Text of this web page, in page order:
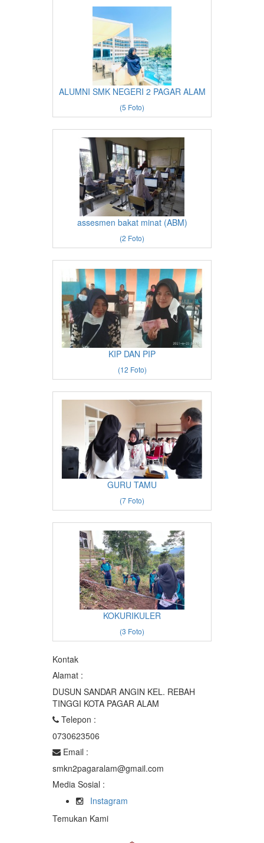
ALUMNI SMK NEGERI 2 PAGAR ALAM
(5 Foto)
assesmen bakat minat (ABM)
(2 Foto)
KIP DAN PIP
(12 Foto)
GURU TAMU
(7 Foto)
KOKURIKULER
(3 Foto)
Kontak
Alamat :
DUSUN SANDAR ANGIN KEL. REBAH
TINGGI KOTA PAGAR ALAM
Telepon :
0730623506
Email :
smkn2pagaralam@gmail.com
Media Sosial :
Instagram
Temukan Kami